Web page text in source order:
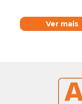
Ver mais